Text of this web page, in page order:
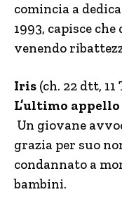
comincia a
1993, capisce
venendo
Iris (ch. 22 dtt, 11
L’ultimo appello
Un giovane
grazia per suo
condannato a
bambini.